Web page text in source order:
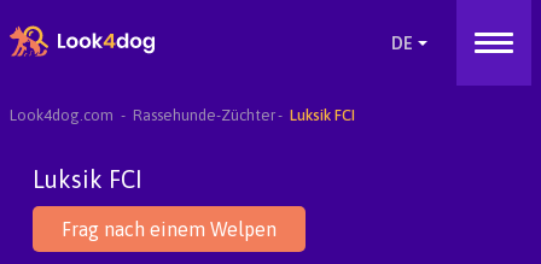
Look4dog.com Rassehunde-Züchter Luksik FCI
Luksik FCI
Frag nach einem Welpen